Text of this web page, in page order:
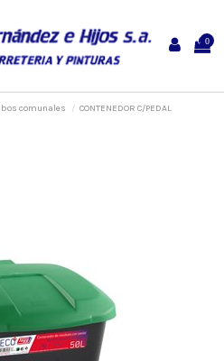
0
comunales
CONTENEDOR C/PEDAL